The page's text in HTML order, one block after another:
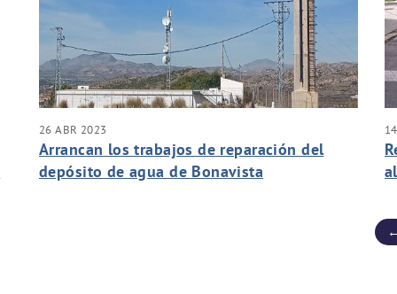
26 ABR 2023
Arrancan los trabajos de reparación del
depósito de agua de Bonavista